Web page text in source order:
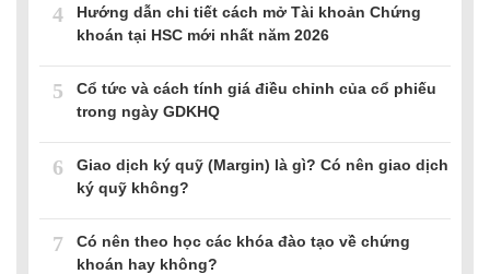
4
Hướng dẫn chi tiết cách mở Tài khoản Chứng
khoán tại HSC mới nhất năm 2026
5
Cổ tức và cách tính giá điều chỉnh của cổ phiếu
trong ngày GDKHQ
6
Giao dịch ký quỹ (Margin) là gì? Có nên giao dịch
ký quỹ không?
7
Có nên theo học các khóa đào tạo về chứng
khoán hay không?